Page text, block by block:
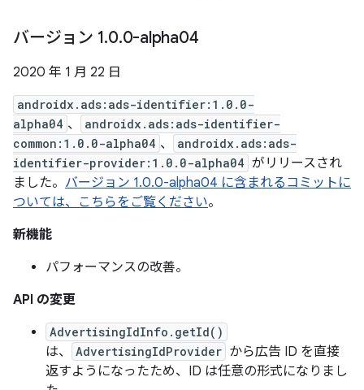
バージョン 1.0.0-alpha04
2020 年 1 月 22 日
androidx.ads:ads-identifier:1.0.0-
alpha04 、
androidx.ads:ads-identifier-
common:1.0.0-alpha04 、
androidx.ads:ads-
identifier-provider:1.0.0-alpha04 がリリースされ
ました。 バージョン 1.0.0-alpha04 に含まれるコミットに
ついては、こちらをご覧ください。
新機能
パフォーマンスの改善。
API の変更
AdvertisingIdInfo.getId()
は、 AdvertisingIdProvider から広告 ID を直接
返すようになったため、ID は任意の形式になりまし